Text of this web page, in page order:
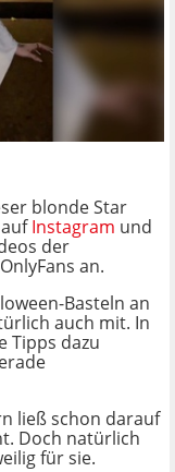
blonde Star
Instagram und
der
an.
Basteln an
auch mit. In
Tipps dazu
ließ schon darauf
Doch natürlich
für sie.